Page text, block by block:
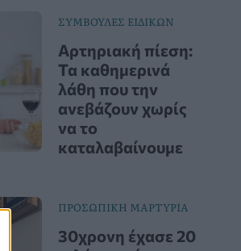
ΣΥΜΒΟΥΛΕΣ ΕΙΔΙΚΩΝ
Αρτηριακή πίεση:
Τα καθημερινά
λάθη που την
ανεβάζουν χωρίς
να το
καταλαβαίνουμε
ΠΡΟΣΩΠΙΚΗ ΜΑΡΤΥΡΙΑ
30χρονη έχασε 20